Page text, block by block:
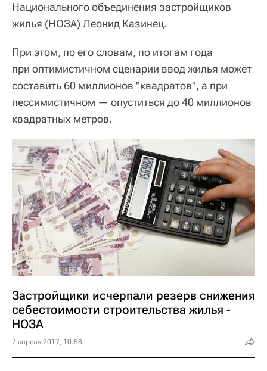
Национального объединения застройщиков
жилья (НОЗА) Леонид Казинец.
При этом, по его словам, по итогам года
при оптимистичном сценарии ввод жилья может
составить 60 миллионов "квадратов", а при
пессимистичном — опуститься до 40 миллионов
квадратных метров.
Застройщики исчерпали резерв снижения
себестоимости строительства жилья -
НОЗА
7 апреля 2017, 10:58